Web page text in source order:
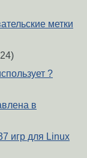
метки
?
в
игр для Linux